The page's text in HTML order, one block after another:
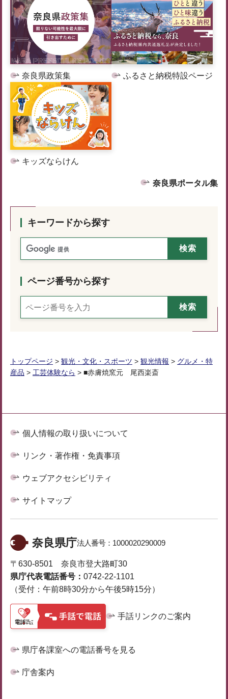
奈良県政策集 ふるさと納税特設ページ
キッズならけん
奈良県ポータル集
キーワードから探す
ページ番号から探す
トップページ > 観光・文化・スポーツ > 観光情報 > グルメ・特
産品 > 工芸体験なら > ■赤膚焼窯元 尾西楽斎
個人情報の取り扱いについて
リンク・著作権・免責事項
ウェブアクセシビリティ
サイトマップ
奈良県庁法人番号： 1000020290009
〒630-8501 奈良市登大路町30
県庁代表電話番号： 0742-22-1101
（受付：午前8時30分から午後5時15分）
手話リンクのご案内
県庁各課室への電話番号を見る
庁舎案内